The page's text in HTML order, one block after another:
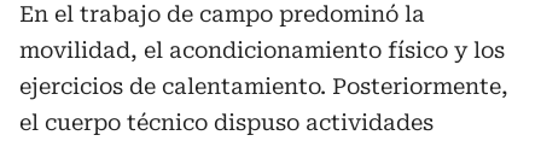
En el trabajo de campo predominó la
movilidad, el acondicionamiento físico y los
ejercicios de calentamiento. Posteriormente,
el cuerpo técnico dispuso actividades